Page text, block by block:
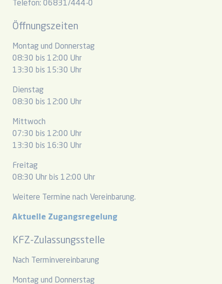
Telefon: 06831/444-0
Öffnungszeiten
Montag und Donnerstag
08:30 bis 12:00 Uhr
13:30 bis 15:30 Uhr
Dienstag
08:30 bis 12:00 Uhr
Mittwoch
07:30 bis 12:00 Uhr
13:30 bis 16:30 Uhr
Freitag
08:30 Uhr bis 12:00 Uhr
Weitere Termine nach Vereinbarung.
Aktuelle Zugangsregelung
KFZ-Zulassungsstelle
Nach Terminvereinbarung
Montag und Donnerstag